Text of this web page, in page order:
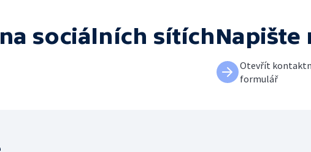
na sociálních sítíchNapište
Otevřít
formulář